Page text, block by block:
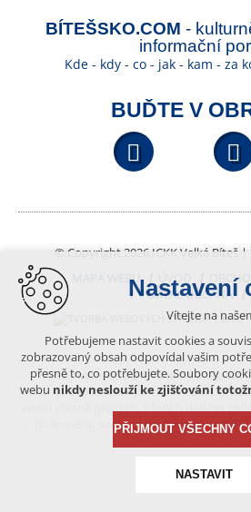
BÍTEŠSKO.COM -
informační
Kde - kdy - co - jak - kam - za
BUĎTE V
© Copyright 2026 ICKK Velká Bíteš |
MAPA WEBU
ÚVOD
PORTÁL OBČANA
Obsah tohoto portálu je chráněn
vykonává vydavatel. Jakékoliv užití
písemného souhlasu vydavatele –
Nastavení
Vítejte na
Potřebujeme nastavit cookies a
zobrazovaný obsah odpovídal vašim
přesně to, co potřebujete. Soubory
webu nikdy neslouží ke zjišťování
PŘIJMOUT VŠECHNY
NASTAVIT